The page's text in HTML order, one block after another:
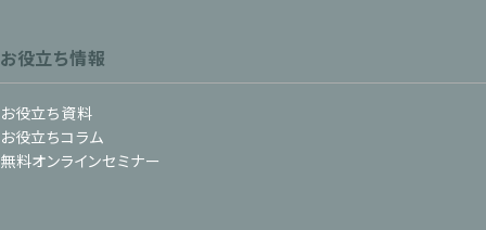
お役立ち情報
お役立ち資料
お役立ちコラム
無料オンラインセミナー